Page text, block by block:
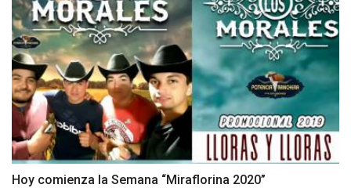
Hoy comienza la Semana “Miraflorina 2020”